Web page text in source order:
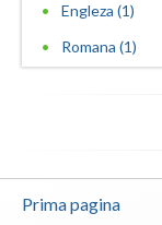
Engleza (1)
Romana (1)
Prima pagina